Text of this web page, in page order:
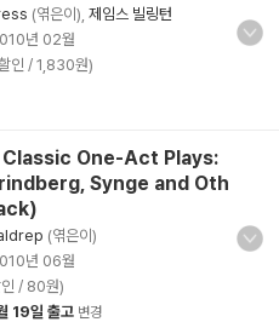
(엮은이), 제임스 빌링턴
년 02월
인 / 1,830원)
One-Act Plays:
Synge and Oth
(엮은이)
년 06월
/ 80원)
19일 출고 변경